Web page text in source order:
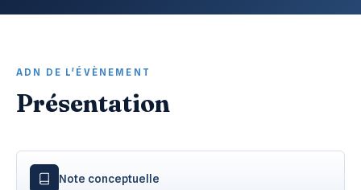
ADN DE L'ÉVÈNEMENT
Présentation
Note conceptuelle